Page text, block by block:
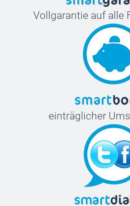
Vollgarantie auf alle
einträglicher